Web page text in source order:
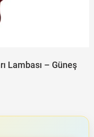
Lambası – Güneş